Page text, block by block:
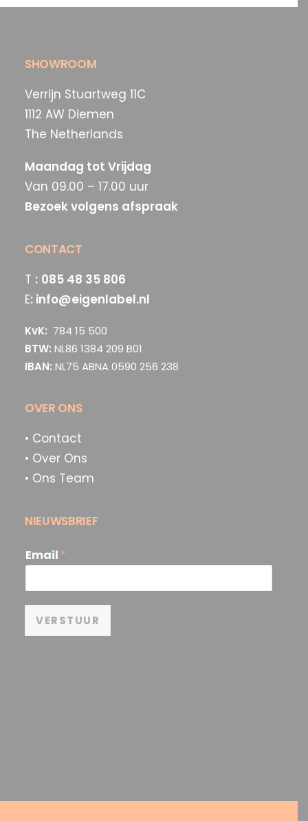
SHOWROOM
Verrijn Stuartweg 11C
1112 AW Diemen
The Netherlands
Maandag tot Vrijdag
Van 09.00 – 17.00 uur
Bezoek volgens afspraak
CONTACT
T : 085 48 35 806
E: info@eigenlabel.nl
KvK: 784 15 500
BTW: NL86 1384 209 B01
IBAN: NL75 ABNA 0590 256 238
OVER ONS
• Contact
• Over Ons
• Ons Team
NIEUWSBRIEF
Email *
VERSTUUR